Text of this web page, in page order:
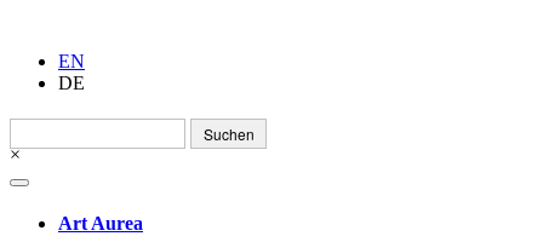
EN
DE
Suchen
nach:
×
Art Aurea